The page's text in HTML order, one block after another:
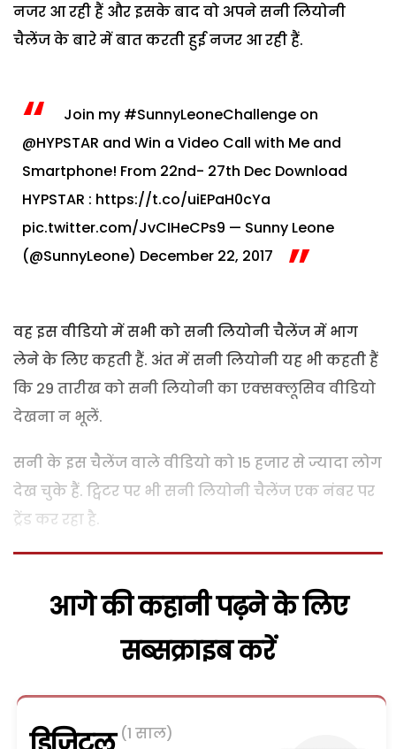
नजर आ रही हैं और इसके बाद वो अपने सनी लियोनी
चैलेंज के बारे में बात करती हुई नजर आ रही हैं.
Join my #SunnyLeoneChallenge on
@HYPSTAR and Win a Video Call with Me and
Smartphone! From 22nd- 27th Dec Download
HYPSTAR : https://t.co/uiEPaH0cYa
pic.twitter.com/JvCIHeCPs9 — Sunny Leone
(@SunnyLeone) December 22, 2017
वह इस वीडियो में सभी को सनी लियोनी चैलेंज में भाग
लेने के लिए कहती हैं. अंत में सनी लियोनी यह भी कहती हैं
कि 29 तारीख को सनी लियोनी का एक्सक्लूसिव वीडियो
देखना न भूलें.
सनी के इस चैलेंज वाले वीडियो को 15 हजार से ज्यादा लोग
देख चुके हैं. ट्विटर पर भी सनी लियोनी चैलेंज एक नंबर पर
ट्रेंड कर रहा है.
आगे की कहानी पढ़ने के लिए
सब्सक्राइब करें
(1 साल)